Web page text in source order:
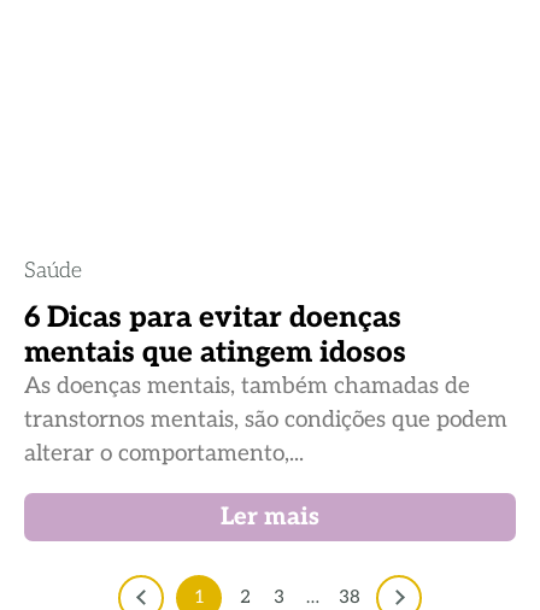
Saúde
6 Dicas para evitar doenças
mentais que atingem idosos
As doenças mentais, também chamadas de
transtornos mentais, são condições que podem
alterar o comportamento,...
Ler mais
1 2 3 … 38